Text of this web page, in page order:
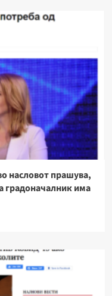
насловот прашува,
градоначалник има